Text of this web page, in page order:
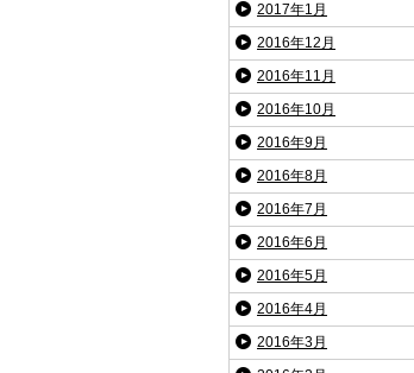
2017年1月
2016年12月
2016年11月
2016年10月
2016年9月
2016年8月
2016年7月
2016年6月
2016年5月
2016年4月
2016年3月